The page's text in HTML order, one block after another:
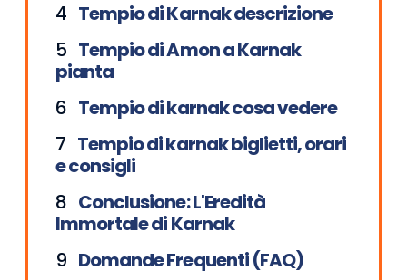
Tempio di Karnak descrizione
Tempio di Amon a Karnak
pianta
Tempio di karnak cosa vedere
Tempio di karnak biglietti, orari
e consigli
Conclusione: L'Eredità
Immortale di Karnak
Domande Frequenti (FAQ)